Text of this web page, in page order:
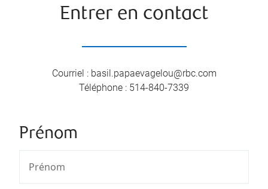
Entrer en contact
Courriel : basil.papaevagelou@rbc.com
Téléphone : 514-840-7339
Prénom